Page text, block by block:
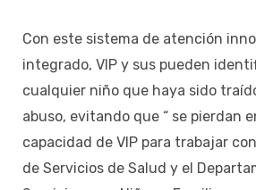
Con este sistema de atención
integrado, VIP y sus pueden
cualquier niño que haya sido
abuso, evitando que “ se pierdan
capacidad de VIP para trabajar
de Servicios de Salud y el